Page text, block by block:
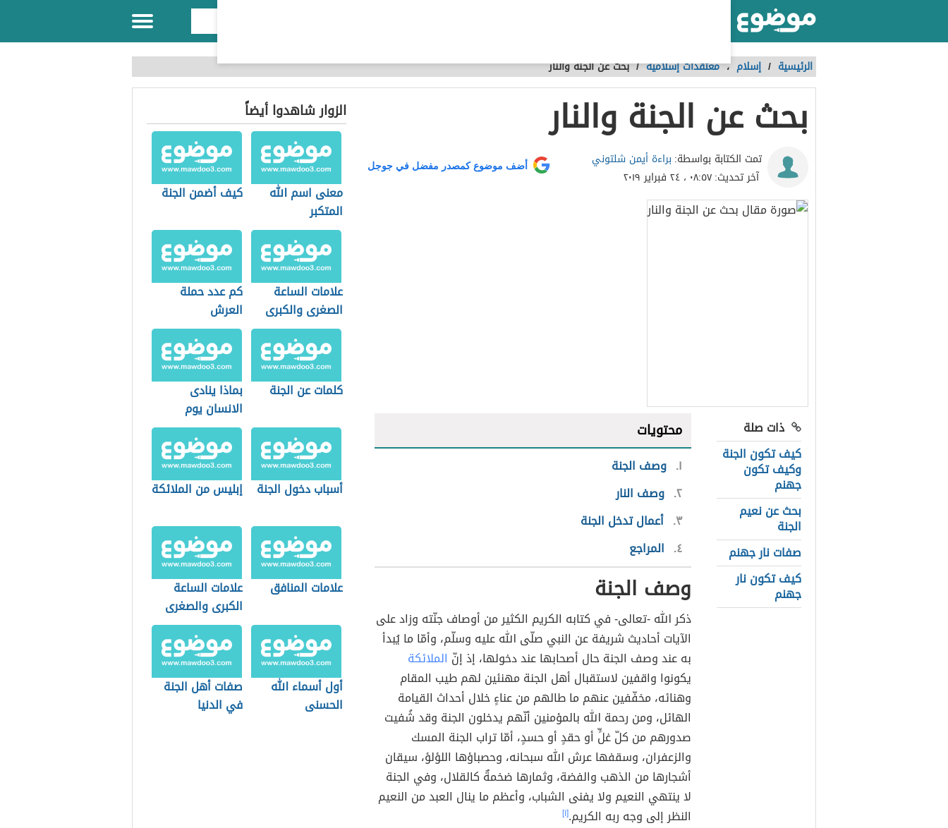
الرئيسية / إسلام ،معتقدات إسلامية /بحث عن الجنة والنار
بحث عن الجنة والنار
تمت الكتابة بواسطة: براءة أيمن شلتوني
آخر تحديث:٠٨:٥٧ ، ٢٤ فبراير ٢٠١٩
أضف موضوع كمصدر مفضل في جوجل
ذات صلة
كيف تكون الجنة
وكيف تكون
جهنم
بحث عن نعيم
الجنة
صفات نار جهنم
كيف تكون نار
جهنم
محتويات
١ وصف الجنة
٢ وصف النار
٣ أعمال تدخل الجنة
٤ المراجع
وصف الجنة
ذكر الله -تعالى- في كتابه الكريم الكثير من أوصاف جنّته وزاد على
الآيات أحاديث شريفة عن النبي صلّى الله عليه وسلّم، وأمّا ما يُبدأ
به عند وصف الجنة حال أصحابها عند دخولها، إذ إنّ الملائكة
يكونوا واقفين لاستقبال أهل الجنة مهنئين لهم طيب المقام
وهنائه، مخفّفين عنهم ما طالهم من عناءٍ خلال أحداث القيامة
الهائل، ومن رحمة الله بالمؤمنين أنّهم يدخلون الجنة وقد شُفيت
صدورهم من كلّ غلٍّ أو حقدٍ أو حسدٍ، أمّا تراب الجنة المسك
والزعفران، وسقفها عرش الله سبحانه، وحصباؤها اللؤلؤ، سيقان
أشجارها من الذهب والفضة، وثمارها ضخمةٌ كالقلال، وفي الجنة
لا ينتهي النعيم ولا يفنى الشباب، وأعظم ما ينال العبد من النعيم
النظر إلى وجه ربه الكريم.[١]
الزوار شاهدوا أيضاً
معنى اسم الله
المتكبر
كيف أضمن الجنة
علامات الساعة
الصغرى والكبرى
بالترتيب
كم عدد حملة
العرش
كلمات عن الجنة
بماذا ينادى
الانسان يوم
القيامة
أسباب دخول الجنة إبليس من الملائكة
علامات المنافق
علامات الساعة
الكبرى والصغرى
أول أسماء الله
الحسنى
صفات أهل الجنة
في الدنيا